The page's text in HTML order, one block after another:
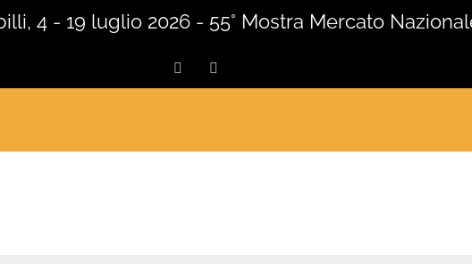
4 - 19 luglio 2026 - 55° Mostra Mercato
Facebook